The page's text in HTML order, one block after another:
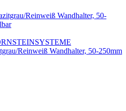
Reinweiß Wandhalter, 50-250mm